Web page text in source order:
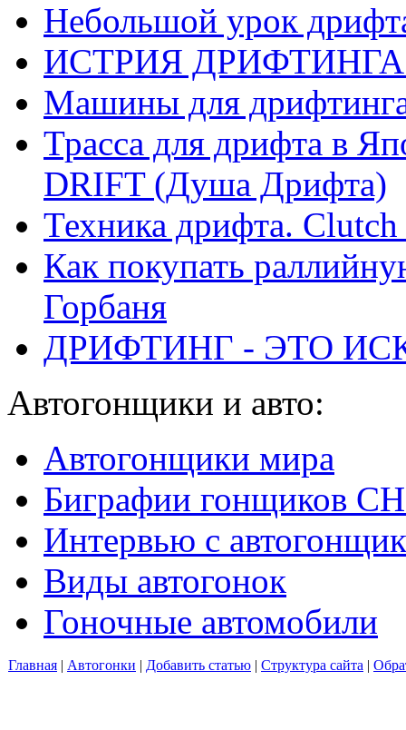
Небольшой урок
ИСТРИЯ
Машины для
Трасса для дрифта в
DRIFT (Душа Дрифта)
Техника дрифта.
Как покупать
Горбаня
ДРИФТИНГ - ЭТО
Автогонщики и авто:
Автогонщики мира
Биграфии гонщиков
Интервью с
Виды автогонок
Гоночные автомобили
Главная | Автогонки | Добавить статью | Структура сайта |